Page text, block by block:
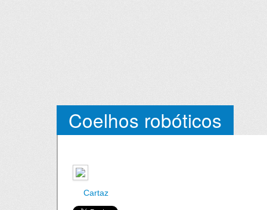
Coelhos robóticos
Cartaz